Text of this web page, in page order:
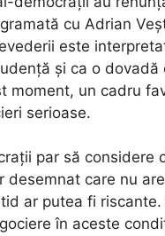
cu Adrian
este
și ca o dovadă
moment, un cadru
serioase.
par să considere
desemnat care nu
ar putea fi riscante.
în aceste